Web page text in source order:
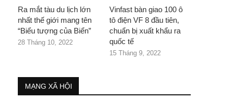
Ra mắt tàu du lịch lớn
nhất thế giới mang tên
“Biểu tượng của Biển”
28 Tháng 10, 2022
Vinfast bàn giao 100 ô
tô điện VF 8 đầu tiên,
chuẩn bị xuất khẩu ra
quốc tế
15 Tháng 9, 2022
MẠNG XÃ HỘI